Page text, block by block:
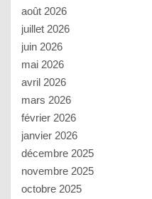
août 2026
juillet 2026
juin 2026
mai 2026
avril 2026
mars 2026
février 2026
janvier 2026
décembre 2025
novembre 2025
octobre 2025